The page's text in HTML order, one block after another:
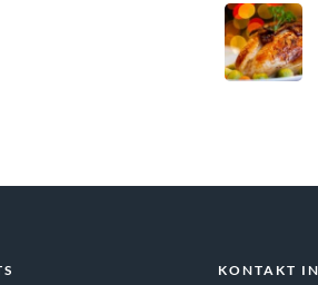
KONTAKT